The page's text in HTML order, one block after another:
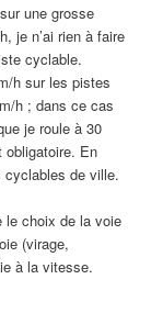
une grosse
je n’ai rien à faire
cyclable.
h sur les pistes
h ; dans ce cas
je roule à 30
En
de ville.
le choix de la voie
(virage,
à la vitesse.